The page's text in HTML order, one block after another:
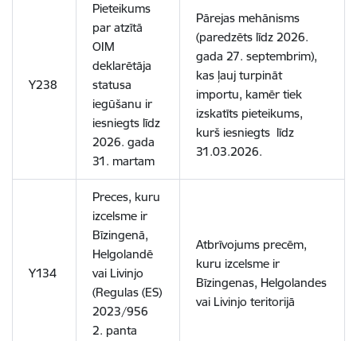
Y238
Pieteikums
par atzītā
OIM
deklarētāja
statusa
iegūšanu ir
iesniegts līdz
2026. gada
31. martam
Pārejas mehānisms
(paredzēts līdz 2026.
gada 27. septembrim),
kas ļauj turpināt
importu, kamēr tiek
izskatīts pieteikums,
kurš iesniegts līdz
31.03.2026.
Y134
Preces, kuru
izcelsme ir
Bīzingenā,
Helgolandē
vai Livinjo
(Regulas (ES)
2023/956
2. panta
Atbrīvojums precēm,
kuru izcelsme ir
Bīzingenas, Helgolandes
vai Livinjo teritorijā